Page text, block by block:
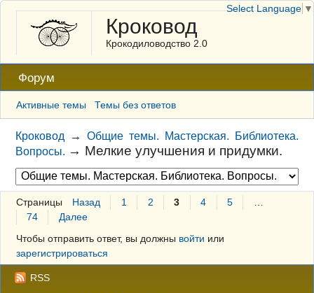
Кроковод
Крокодиловодство 2.0
Форум
Активные темы Темы без ответов
Кроковод →Общие темы. Мастерская. Библиотека.
Вопросы. → Мелкие улучшения и придумки.
Страницы Назад 1 2 3 4 5
74
Далее
Чтобы отправить ответ, вы должны войти или
зарегистрироваться
RSS
Select Language ▼